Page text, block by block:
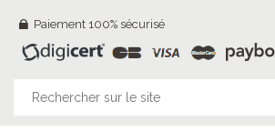
Paiement 100% sécurisé